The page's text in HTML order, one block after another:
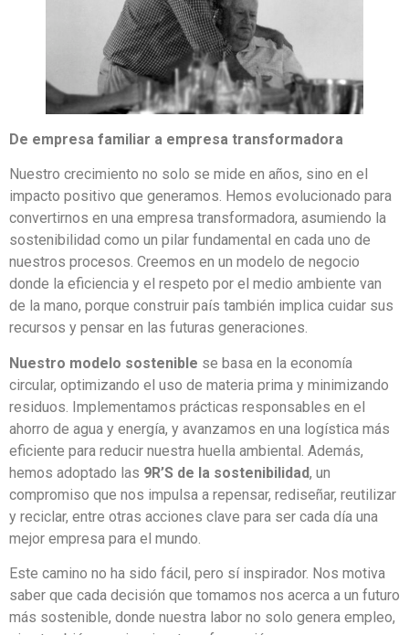
De empresa familiar a empresa transformadora
Nuestro crecimiento no solo se mide en años, sino en el
impacto positivo que generamos. Hemos evolucionado para
convertirnos en una empresa transformadora, asumiendo la
sostenibilidad como un pilar fundamental en cada uno de
nuestros procesos. Creemos en un modelo de negocio
donde la eficiencia y el respeto por el medio ambiente van
de la mano, porque construir país también implica cuidar sus
recursos y pensar en las futuras generaciones.
Nuestro modelo sostenible se basa en la economía
circular, optimizando el uso de materia prima y minimizando
residuos. Implementamos prácticas responsables en el
ahorro de agua y energía, y avanzamos en una logística más
eficiente para reducir nuestra huella ambiental. Además,
hemos adoptado las 9R’S de la sostenibilidad, un
compromiso que nos impulsa a repensar, rediseñar, reutilizar
y reciclar, entre otras acciones clave para ser cada día una
mejor empresa para el mundo.
Este camino no ha sido fácil, pero sí inspirador. Nos motiva
saber que cada decisión que tomamos nos acerca a un futuro
más sostenible, donde nuestra labor no solo genera empleo,